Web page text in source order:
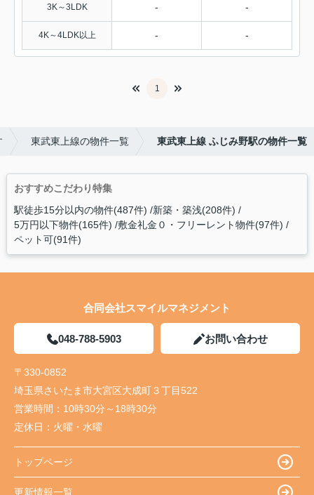
3K～3LDK - -
4K～4LDK以上 - -
1
東武東上線の物件一覧 東武東上線 ふじみ野駅の物件一覧
おすすめこだわり特集
駅徒歩15分以内の物件(487件) 新築・築浅(208件)
5万円以下物件(165件) 敷金礼金０・フリーレント物件(97件)
ペット可(91件)
合同会社スマイルマネジメント
048-788-5903 お問い合わせ
〒330-0852
埼玉県さいたま市大宮区大成町３丁目522
営業時間： 10時30分～18時30分
定休日： 火曜・水曜
トップページ
更新情報一覧